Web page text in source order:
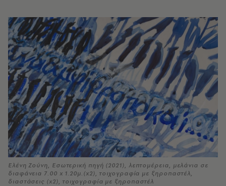
Ελένη Ζούνη, Εσωτερική πηγή (2021), λεπτομέρεια, μελάνια σε
διαφάνεια 7.00 x 1.20μ.(x2), τοιχογραφία με ξηροπαστέλ,
διαστάσεις (x2), τοιχογραφία με ξηροπαστέλ